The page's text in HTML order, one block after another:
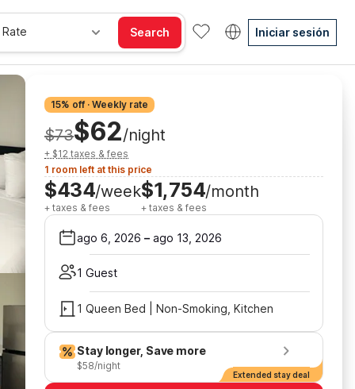
Search Iniciar sesión
15% off · Weekly rate
$73$62/night
+ $12 taxes & fees
1 room left at this price
$434/week
+ taxes & fees
$1,754/month
+ taxes & fees
ago 6, 2026 – ago 13, 2026
1 Guest
1 Queen Bed | Non-Smoking, Kitchen
Stay longer, Save more
$58/night
Extended stay deal